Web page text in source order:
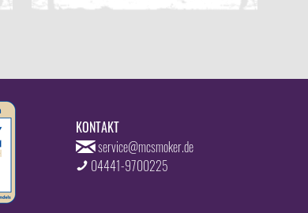
KONTAKT
service@mcsmoker.de
04441-9700225